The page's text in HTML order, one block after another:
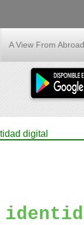
A View From Abroad
digital